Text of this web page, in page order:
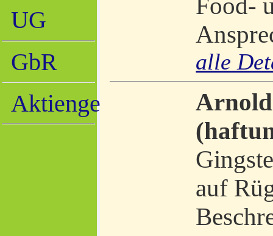
UG
GbR
Aktiengesellschaft
Food-
alle
auf